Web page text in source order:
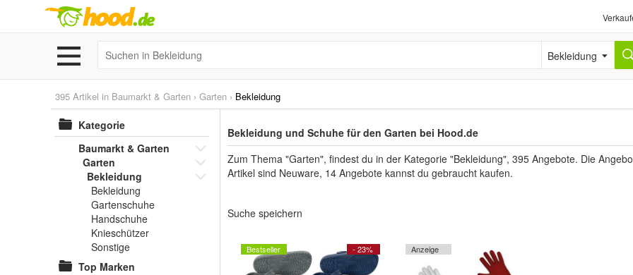
Bekleidung
395 Artikel in Baumarkt & Garten › Garten › Bekleidung
Kategorie
Baumarkt & Garten
Garten
Bekleidung
Bekleidung
Gartenschuhe
Handschuhe
Knieschützer
Sonstige
Top Marken
Bekleidung und Schuhe für den Garten bei Hood.de
Zum Thema "Garten", findest du in der Kategorie "Bekleidung", 395 Angebote. Die
Artikel sind Neuware, 14 Angebote kannst du gebraucht kaufen.
Suche speichern
- 23%
Bestseller Anzeige